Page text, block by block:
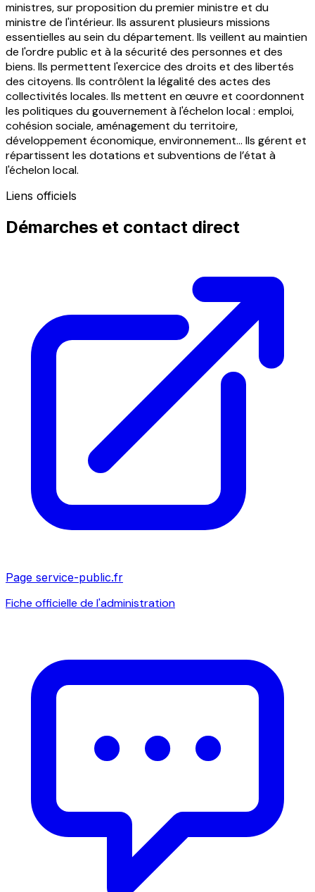
ministres, sur proposition du premier ministre et du
ministre de l'intérieur. Ils assurent plusieurs missions
essentielles au sein du département. Ils veillent au maintien
de l'ordre public et à la sécurité des personnes et des
biens. Ils permettent l'exercice des droits et des libertés
des citoyens. Ils contrôlent la légalité des actes des
collectivités locales. Ils mettent en œuvre et coordonnent
les politiques du gouvernement à l'échelon local : emploi,
cohésion sociale, aménagement du territoire,
développement économique, environnement... Ils gérent et
répartissent les dotations et subventions de l’état à
l'échelon local.
Liens officiels
Démarches et contact direct
Page service-public.fr
Fiche officielle de l'administration